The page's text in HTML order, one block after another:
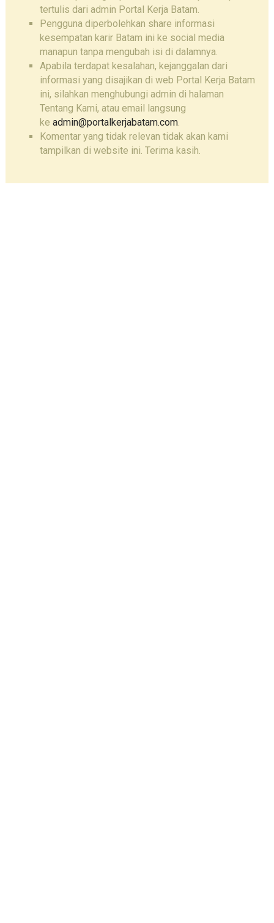
tertulis dari admin Portal Kerja Batam.
Pengguna diperbolehkan share informasi
kesempatan karir Batam ini ke social media
manapun tanpa mengubah isi di dalamnya.
Apabila terdapat kesalahan, kejanggalan dari
informasi yang disajikan di web Portal Kerja Batam
ini, silahkan menghubungi admin di halaman
Tentang Kami, atau email langsung
ke admin@portalkerjabatam.com.
Komentar yang tidak relevan tidak akan kami
tampilkan di website ini. Terima kasih.